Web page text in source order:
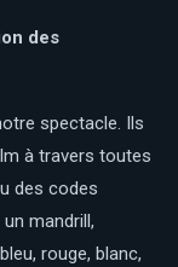
des
spectacle. Ils
à travers toutes
des codes
mandrill,
rouge, blanc,